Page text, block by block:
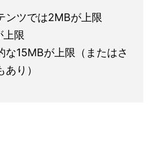
ンツでは2MBが上限
上限
な15MBが上限（またはさ
り）